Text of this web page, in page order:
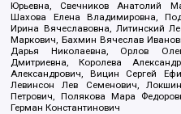
Юрьевна, Свечников Анатолий
Шахова Елена Владимировна,
Ирина Вячеславовна, Литинский
Маркович, Бахмин Вячеслав
Дарья Николаевна, Орлов
Дмитриевна, Королева
Александрович, Вицин Сергей
Левинсон Лев Семенович,
Петрович, Полякова Мара
Герман Константинович